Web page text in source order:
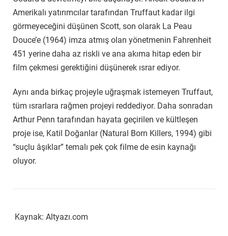
Amerikalı yatırımcılar tarafından Truffaut kadar ilgi
görmeyeceğini düşünen Scott, son olarak La Peau
Douce’e (1964) imza atmış olan yönetmenin Fahrenheit
451 yerine daha az riskli ve ana akıma hitap eden bir
film çekmesi gerektiğini düşünerek ısrar ediyor.
Aynı anda birkaç projeyle uğraşmak istemeyen Truffaut,
tüm ısrarlara rağmen projeyi reddediyor. Daha sonradan
Arthur Penn tarafından hayata geçirilen ve kültleşen
proje ise, Katil Doğanlar (Natural Born Killers, 1994) gibi
“suçlu âşıklar” temalı pek çok filme de esin kaynağı
oluyor.
Kaynak: Altyazı.com